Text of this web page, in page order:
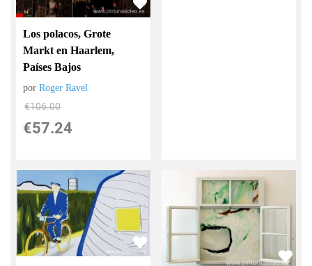
Los polacos, Grote
Markt en Haarlem,
Países Bajos
porRoger Ravel
€106.00
€57.24